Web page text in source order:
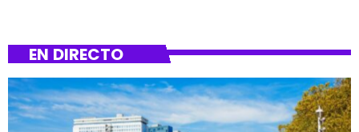
EN DIRECTO